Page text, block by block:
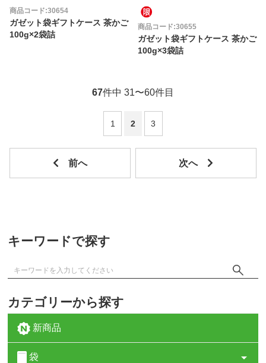
商品コード:30654
ガゼット袋ギフトケース 茶かご
100g×2袋詰
商品コード:30655
ガゼット袋ギフトケース 茶かご
100g×3袋詰
67件中 31〜60件目
1 2 3
キーワードで探す
カテゴリーから探す
新商品
袋